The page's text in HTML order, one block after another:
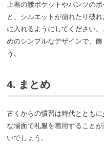
上着の腰ポケットやパンツの
と、シルエットが崩れたり破
に入れるようにしてください
めのシンプルなデザインで、
う。
4. まとめ
古くからの慣習は時代ととも
な場面で礼服を着用すること
いでしょう。